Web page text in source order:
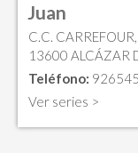
Juan
C.C.
13600 ALCÁZAR
Teléfono:
Ver series >